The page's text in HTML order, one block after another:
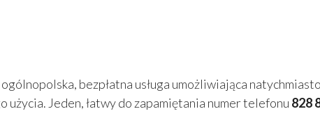
bezpłatna usługa umożliwiająca
Jeden, łatwy do zapamiętania numer telefonu 828